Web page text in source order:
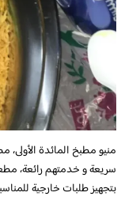
منيو مطبخ المائدة
سريعة و خدمتهم رائعة،
بتجهيز طلبات خارجية